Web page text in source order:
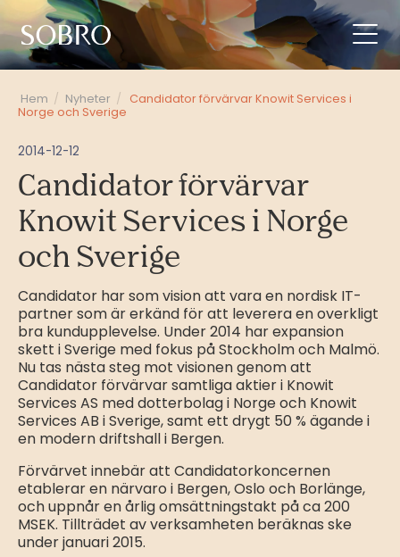
Hem / Nyheter /
Candidator förvärvar Knowit Services i
Norge och Sverige
2014-12-12
Candidator förvärvar
Knowit Services i Norge
och Sverige
Candidator har som vision att vara en nordisk IT-
partner som är erkänd för att leverera en overkligt
bra kundupplevelse. Under 2014 har expansion
skett i Sverige med fokus på Stockholm och Malmö.
Nu tas nästa steg mot visionen genom att
Candidator förvärvar samtliga aktier i Knowit
Services AS med dotterbolag i Norge och Knowit
Services AB i Sverige, samt ett drygt 50 % ägande i
en modern driftshall i Bergen.
Förvärvet innebär att Candidatorkoncernen
etablerar en närvaro i Bergen, Oslo och Borlänge,
och uppnår en årlig omsättningstakt på ca 200
MSEK. Tillträdet av verksamheten beräknas ske
under januari 2015.